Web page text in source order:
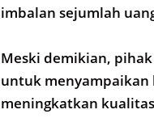
imbalan sejumlah
Meski demikian,
untuk menyampaikan
meningkatkan